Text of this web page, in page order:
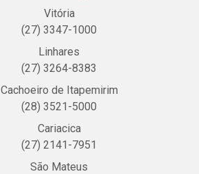
Vitória
(27) 3347-1000
Linhares
(27) 3264-8383
Cachoeiro de Itapemirim
(28) 3521-5000
Cariacica
(27) 2141-7951
São Mateus